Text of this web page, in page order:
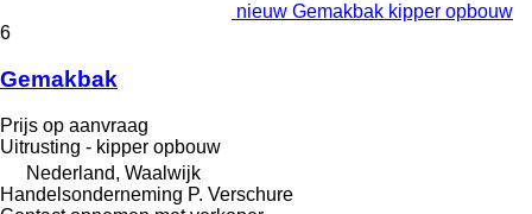
nieuw Gemakbak kipper opbouw
6
Gemakbak
Prijs op aanvraag
Uitrusting - kipper opbouw
Nederland, Waalwijk
Handelsonderneming P. Verschure